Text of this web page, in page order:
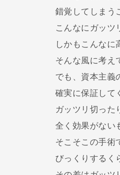
錯覚してしまう
こんなにガッツ
しかもこんなに
そんな風に考え
でも、資本主義
確実に保証して
ガッツリ切った
全く効果がない
そこそこの手術
びっくりするく